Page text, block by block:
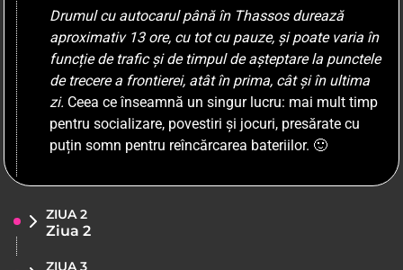
Drumul cu autocarul până în Thassos durează
aproximativ 13 ore, cu tot cu pauze, și poate varia în
funcție de trafic și de timpul de așteptare la punctele
de trecere a frontierei, atât în prima, cât și în ultima
zi. Ceea ce înseamnă un singur lucru: mai mult timp
pentru socializare, povestiri și jocuri, presărate cu
puțin somn pentru reîncărcarea bateriilor. 🙂
ZIUA 2
Ziua 2
ZIUA 3